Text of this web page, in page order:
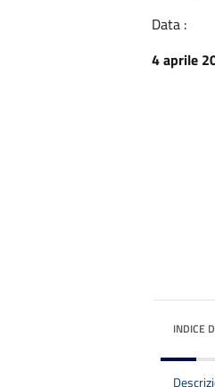
Data :
4 aprile
INDICE